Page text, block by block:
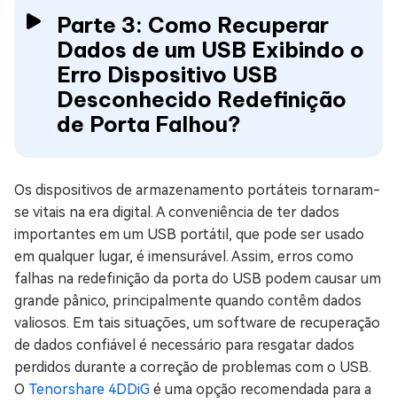
Parte 3: Como Recuperar
Dados de um USB Exibindo o
Erro Dispositivo USB
Desconhecido Redefinição
de Porta Falhou?
Os dispositivos de armazenamento portáteis tornaram-
se vitais na era digital. A conveniência de ter dados
importantes em um USB portátil, que pode ser usado
em qualquer lugar, é imensurável. Assim, erros como
falhas na redefinição da porta do USB podem causar um
grande pânico, principalmente quando contêm dados
valiosos. Em tais situações, um software de recuperação
de dados confiável é necessário para resgatar dados
perdidos durante a correção de problemas com o USB.
O Tenorshare 4DDiG é uma opção recomendada para a